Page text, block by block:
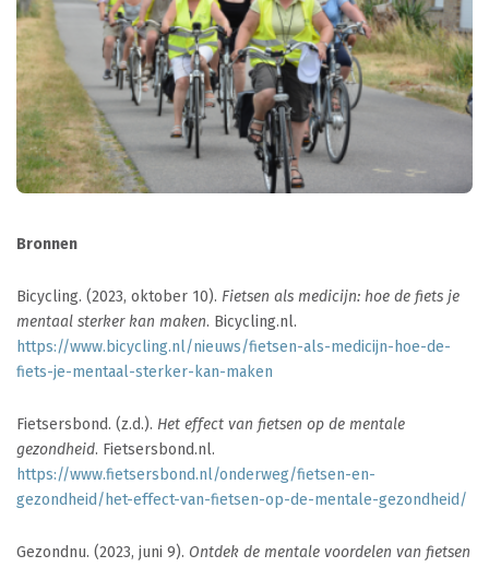
Bronnen
Bicycling. (2023, oktober 10). Fietsen als medicijn: hoe de fiets je
mentaal sterker kan maken. Bicycling.nl.
https://www.bicycling.nl/nieuws/fietsen-als-medicijn-hoe-de-
fiets-je-mentaal-sterker-kan-maken
Fietsersbond. (z.d.). Het effect van fietsen op de mentale
gezondheid. Fietsersbond.nl.
https://www.fietsersbond.nl/onderweg/fietsen-en-
gezondheid/het-effect-van-fietsen-op-de-mentale-gezondheid/
Gezondnu. (2023, juni 9). Ontdek de mentale voordelen van fietsen